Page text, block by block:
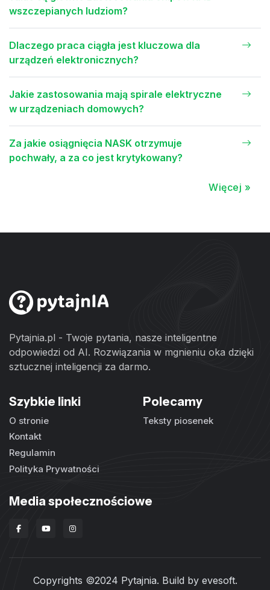
wszczepianych ludziom?
Dlaczego praca ciągła jest kluczowa dla
urządzeń elektronicznych?
Jakie zastosowania mają spirale elektryczne
w urządzeniach domowych?
Za jakie osiągnięcia NASK otrzymuje
pochwały, a za co jest krytykowany?
Więcej »
Pytajnia.pl - Twoje pytania, nasze inteligentne
odpowiedzi od AI. Rozwiązania w mgnieniu oka dzięki
sztucznej inteligencji za darmo.
Szybkie linki
O stronie
Kontakt
Regulamin
Polityka Prywatności
Polecamy
Teksty piosenek
Media społecznościowe
Copyrights ©2024 Pytajnia. Build by evesoft.